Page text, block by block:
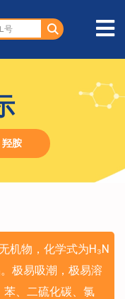
羟胺
机物，化学式为H₃N
极易吸潮，极易溶
苯、二硫化碳、氯